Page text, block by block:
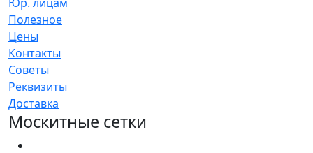
Полезное
Цены
Контакты
Советы
Реквизиты
Доставка
Москитные сетки